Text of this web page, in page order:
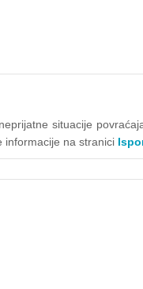
situacije
informacije na stranici